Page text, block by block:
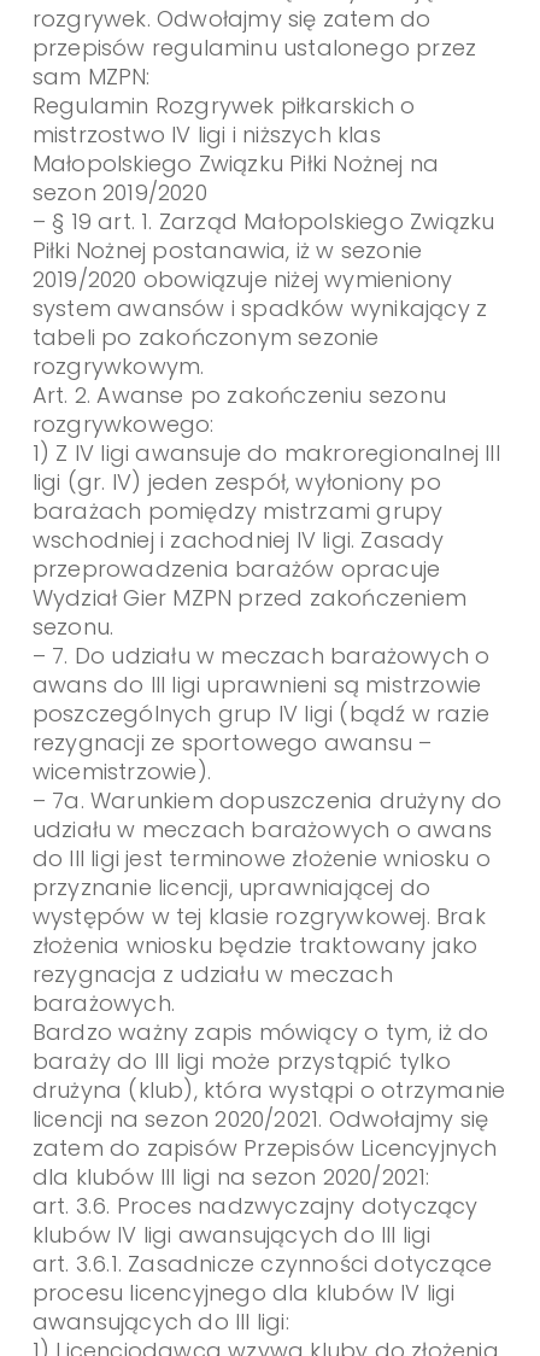
rozgrywek. Odwołajmy się zatem do
przepisów regulaminu ustalonego przez
sam MZPN:
Regulamin Rozgrywek piłkarskich o
mistrzostwo IV ligi i niższych klas
Małopolskiego Związku Piłki Nożnej na
sezon 2019/2020
– § 19 art. 1. Zarząd Małopolskiego Związku
Piłki Nożnej postanawia, iż w sezonie
2019/2020 obowiązuje niżej wymieniony
system awansów i spadków wynikający z
tabeli po zakończonym sezonie
rozgrywkowym.
Art. 2. Awanse po zakończeniu sezonu
rozgrywkowego:
1) Z IV ligi awansuje do makroregionalnej III
ligi (gr. IV) jeden zespół, wyłoniony po
barażach pomiędzy mistrzami grupy
wschodniej i zachodniej IV ligi. Zasady
przeprowadzenia barażów opracuje
Wydział Gier MZPN przed zakończeniem
sezonu.
– 7. Do udziału w meczach barażowych o
awans do III ligi uprawnieni są mistrzowie
poszczególnych grup IV ligi (bądź w razie
rezygnacji ze sportowego awansu –
wicemistrzowie).
– 7a. Warunkiem dopuszczenia drużyny do
udziału w meczach barażowych o awans
do III ligi jest terminowe złożenie wniosku o
przyznanie licencji, uprawniającej do
występów w tej klasie rozgrywkowej. Brak
złożenia wniosku będzie traktowany jako
rezygnacja z udziału w meczach
barażowych.
Bardzo ważny zapis mówiący o tym, iż do
baraży do III ligi może przystąpić tylko
drużyna (klub), która wystąpi o otrzymanie
licencji na sezon 2020/2021. Odwołajmy się
zatem do zapisów Przepisów Licencyjnych
dla klubów III ligi na sezon 2020/2021:
art. 3.6. Proces nadzwyczajny dotyczący
klubów IV ligi awansujących do III ligi
art. 3.6.1. Zasadnicze czynności dotyczące
procesu licencyjnego dla klubów IV ligi
awansujących do III ligi: